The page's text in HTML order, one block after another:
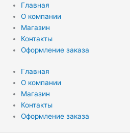
Главная
О компании
Магазин
Контакты
Оформление заказа
Главная
О компании
Магазин
Контакты
Оформление заказа